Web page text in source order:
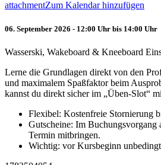
attachmentZum Kalendar hinzufügen
06. September 2026 - 12:00 Uhr bis 14:00 Uhr
Wasserski, Wakeboard & Kneeboard
Lerne die Grundlagen direkt von den
und maximalem Spaßfaktor beim
kannst du direkt sicher im „Üben-Slot“
Flexibel: Kostenfreie Stornierung
Gutscheine: Im Buchungsvorgang
Termin mitbringen.
Wichtig: vor Kursbeginn unbedingt